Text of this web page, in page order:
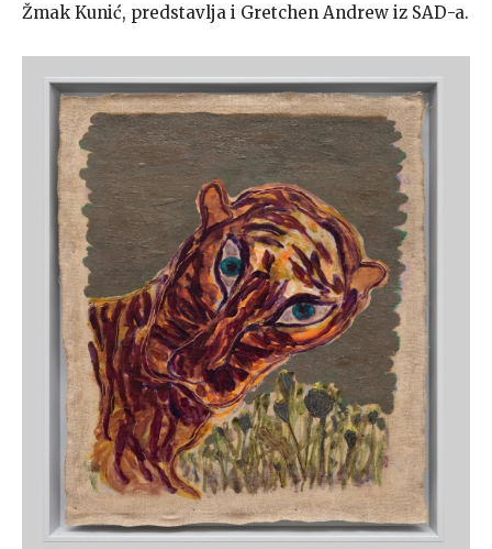
Žmak Kunić, predstavlja i Gretchen Andrew iz SAD-a.